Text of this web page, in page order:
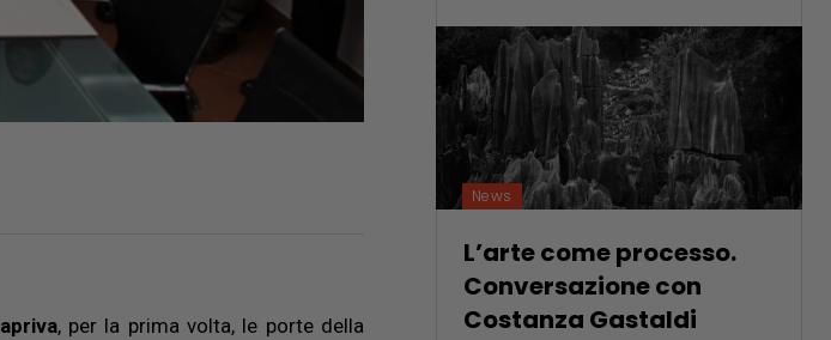
apriva, per la prima volta, le porte della
News
L’arte come processo.
Conversazione con
Costanza Gastaldi